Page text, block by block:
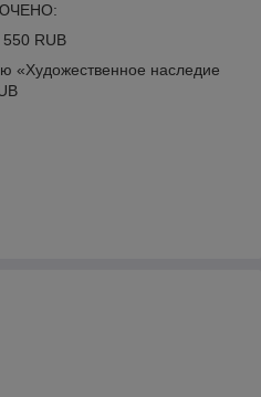
RUB
«Художественное наследие